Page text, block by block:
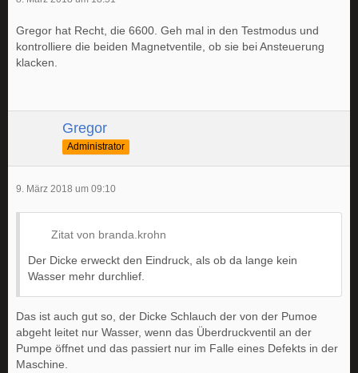
Gregor hat Recht, die 6600. Geh mal in den Testmodus und
kontrolliere die beiden Magnetventile, ob sie bei Ansteuerung
klacken.
Gregor
Administrator
9. März 2018 um 09:10
Zitat von branda.krohn
Der Dicke erweckt den Eindruck, als ob da lange kein
Wasser mehr durchlief.
Das ist auch gut so, der Dicke Schlauch der von der Pumoe
abgeht leitet nur Wasser, wenn das Überdruckventil an der
Pumpe öffnet und das passiert nur im Falle eines Defekts in der
Maschine.